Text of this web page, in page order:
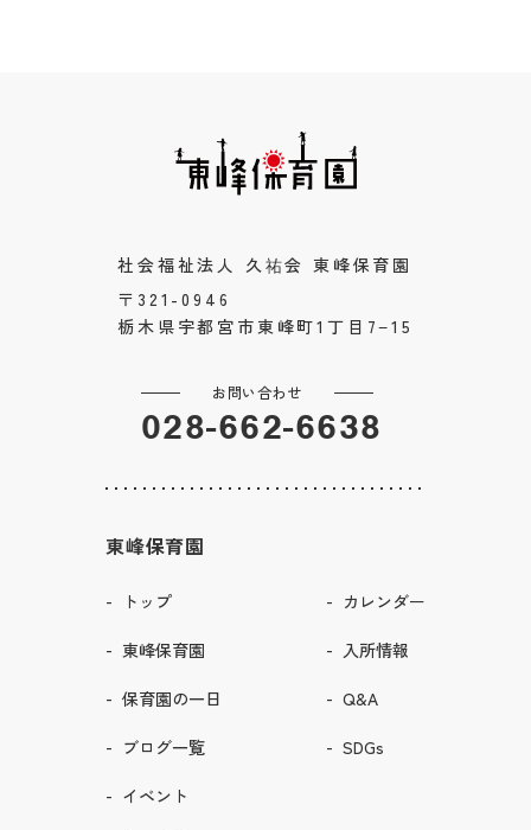
社会福祉法人 久祐会 東峰保育園
〒321-0946
栃木県宇都宮市東峰町1丁目7−15
お問い合わせ
028-662-6638
東峰保育園
トップ
東峰保育園
保育園の一日
ブログ一覧
イベント
カレンダー
入所情報
Q&A
SDGs